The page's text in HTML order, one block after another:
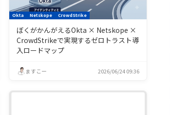
Okta Netskope CrowdStrike
ぼくがかんがえるOkta × Netskope ×
CrowdStrikeで実現するゼロトラスト導
入ロードマップ
ますこー 2026/06/24 09:36